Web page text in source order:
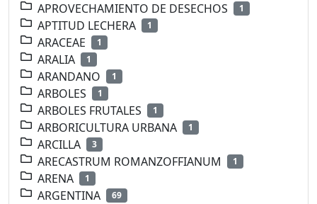
APROVECHAMIENTO DE DESECHOS 1
APTITUD LECHERA 1
ARACEAE 1
ARALIA 1
ARANDANO 1
ARBOLES 1
ARBOLES FRUTALES 1
ARBORICULTURA URBANA 1
ARCILLA 3
ARECASTRUM ROMANZOFFIANUM 1
ARENA 1
ARGENTINA 69